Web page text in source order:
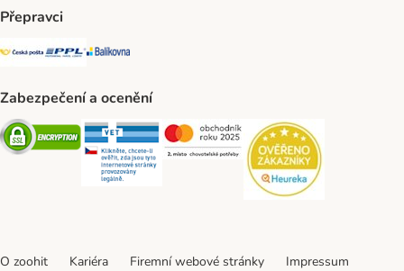
Přepravci
Česká pošta Shipping Method
PPL Shipping Method
Balíkovna Shipping Method
Zabezpečení a ocenění
Security Security Security
O zoohit Kariéra Firemní webové stránky Impressum